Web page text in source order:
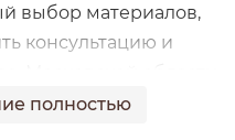
выбор материалов,
консультацию и
салон Татьяна
полностью